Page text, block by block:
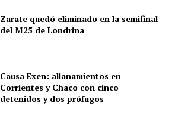
Zarate quedó eliminado en la semifinal
del M25 de Londrina
Causa Exen: allanamientos en
Corrientes y Chaco con cinco
detenidos y dos prófugos